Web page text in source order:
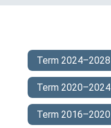
Term 2024–2028
Term 2020–2024
Term 2016–2020